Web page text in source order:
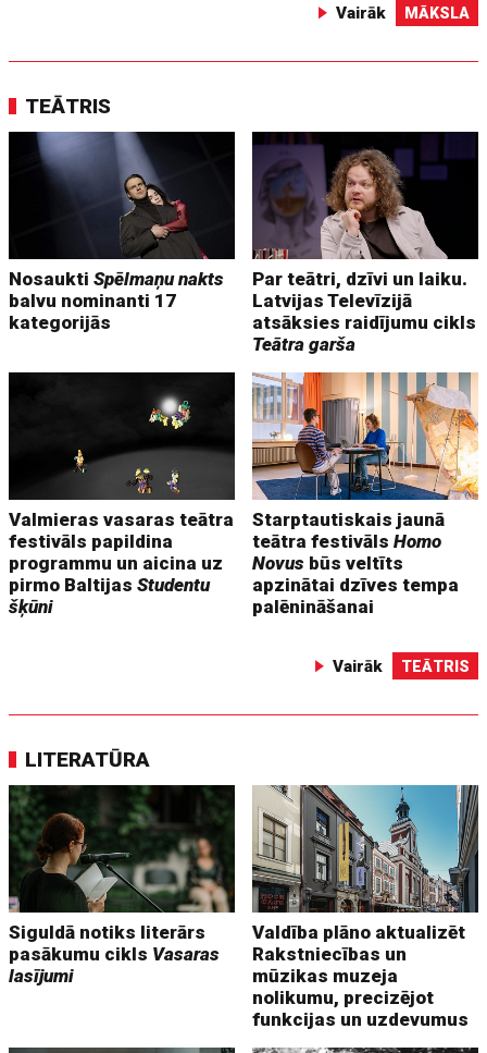
Vairāk MĀKSLA
TEĀTRIS
NosauktiSpēlmaņu nakts
balvu nominanti 17
kategorijās
Par teātri, dzīvi un laiku.
Latvijas Televīzijā
atsāksies raidījumu cikls
Teātra garša
Valmieras vasaras teātra
festivāls papildina
programmu un aicina uz
pirmo BaltijasStudentu
šķūni
Starptautiskais jaunā
teātra festivālsHomo
Novus būs veltīts
apzinātai dzīves tempa
palēnināšanai
Vairāk TEĀTRIS
LITERATŪRA
Siguldā notiks literārs
pasākumu cikls Vasaras
lasījumi
Valdība plāno aktualizēt
Rakstniecības un
mūzikas muzeja
nolikumu, precizējot
funkcijas un uzdevumus